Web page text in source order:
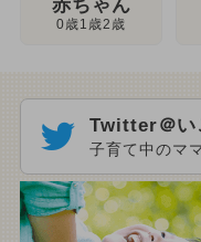
赤ちゃん
0歳1歳2歳
Twitter＠い
子育て中のマ